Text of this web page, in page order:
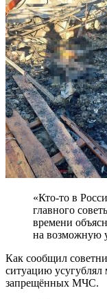
«Кто-то в
главного
времени
на возможную
Как сообщил
ситуацию усугублял
запрещённых МЧС.